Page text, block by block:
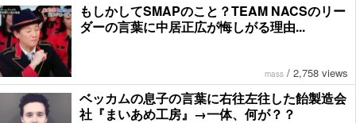
もしかしてSMAPのこと？TEAM NACSのリー
ダーの言葉に中居正広が悔しがる理由...
mass / 2,758 views
ベッカムの息子の言葉に右往左往した飴製造会
社『まいあめ工房』→一体、何が？？